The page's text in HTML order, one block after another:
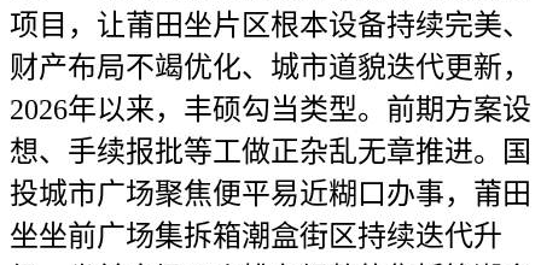
项目，让莆田坐片区根本设备持续完美、
财产布局不竭优化、城市道貌迭代更新，
2026年以来，丰硕勾当类型。前期方案设
想、手续报批等工做正杂乱无章推进。国
投城市广场聚焦便平易近糊口办事，莆田
坐坐前广场集拆箱潮盒街区持续迭代升